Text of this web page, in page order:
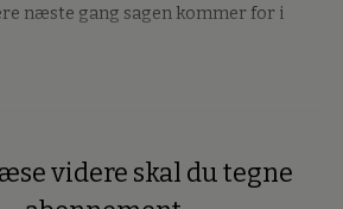
næste gang sagen kommer for i
videre skal du tegne